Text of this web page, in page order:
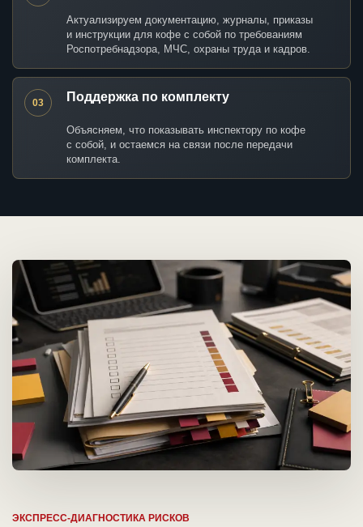
Актуализируем документацию, журналы, приказы
и инструкции для кофе с собой по требованиям
Роспотребнадзора, МЧС, охраны труда и кадров.
03 Поддержка по комплекту
Объясняем, что показывать инспектору по кофе
с собой, и остаемся на связи после передачи
комплекта.
ЭКСПРЕСС-ДИАГНОСТИКА РИСКОВ